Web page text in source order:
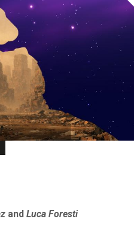
andLuca Foresti